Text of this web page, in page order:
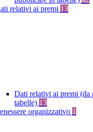
relativi ai premi 13
Dati relativi ai premi (da
tabelle) 13
organizzativo 1